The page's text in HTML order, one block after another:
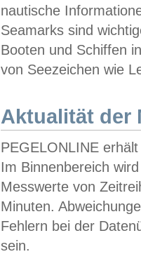
nautische
Seamarks sind
Booten und Schiffen
von Seezeichen wie
Aktualität der
PEGELONLINE
Im Binnenbereich
Messwerte von
Minuten.
Fehlern bei der
sein.